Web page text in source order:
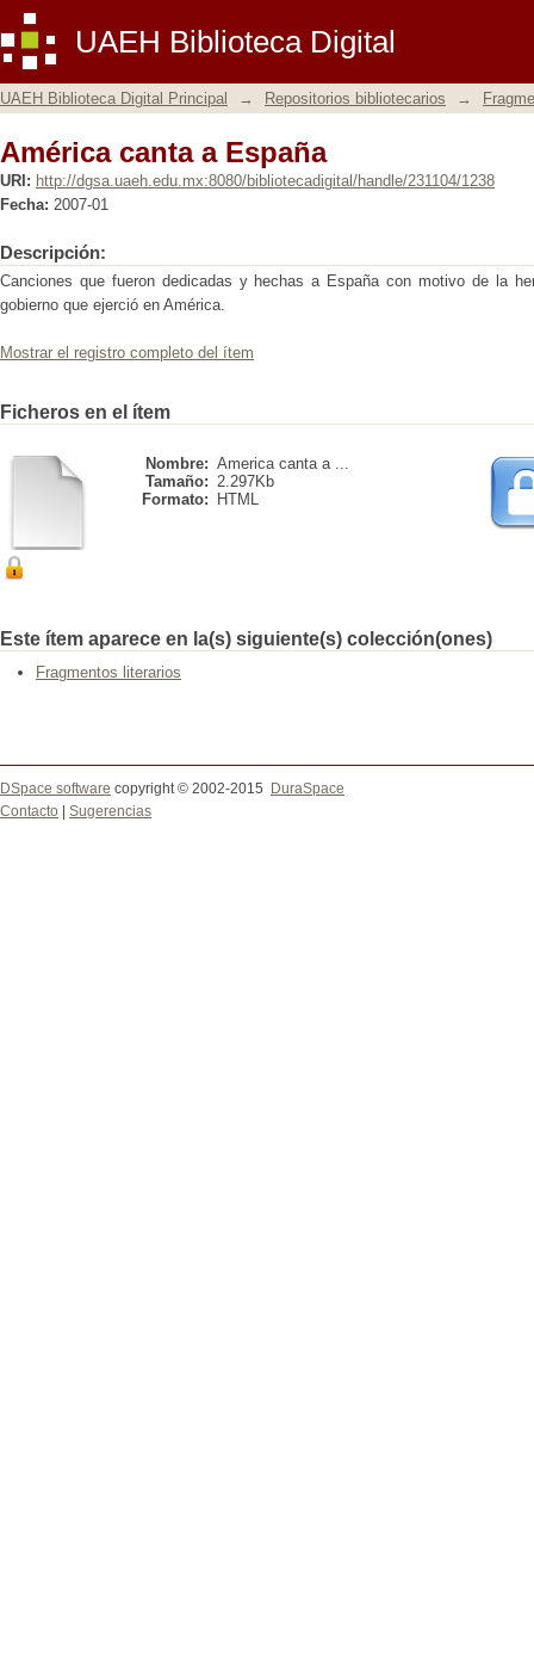
UAEH Biblioteca Digital
América canta a España
UAEH Biblioteca Digital Principal → Repositorios bibliotecarios →
América canta a España
URI: http://dgsa.uaeh.edu.mx:8080/bibliotecadigital/handle/231104/1238
Fecha: 2007-01
Descripción:
Canciones que fueron dedicadas y hechas a España con motivo de la
gobierno que ejerció en América.
Mostrar el registro completo del ítem
Ficheros en el ítem
Nombre: America canta a ...
Tamaño: 2.297Kb
Formato:
HTML
Este ítem aparece en la(s) siguiente(s) colección(ones)
Fragmentos literarios
DSpace software copyright © 2002-2015
DuraSpace
Contacto
Sugerencias